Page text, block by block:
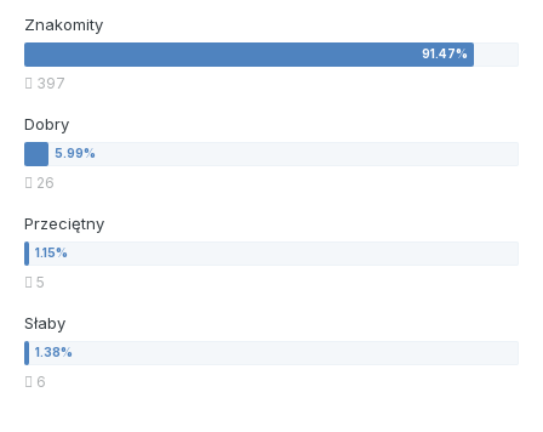
Znakomity
397
Dobry
26
Przeciętny
5
Słaby
6